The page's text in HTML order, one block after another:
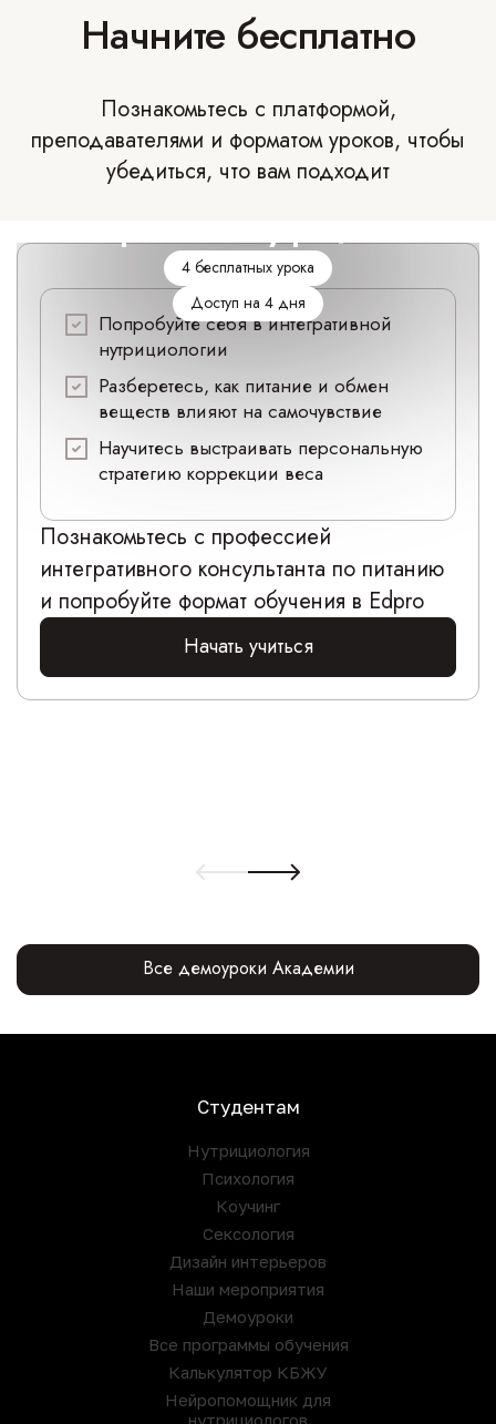
Начните бесплатно
Познакомьтесь с платформой,
преподавателями и форматом уроков, чтобы
убедиться, что вам подходит
4 бесплатных урока
Доступ на 4 дня
Попробуйте себя в интегративной
нутрициологии
Разберетесь, как питание и обмен
веществ влияют на самочувствие
Научитесь выстраивать персональную
стратегию коррекции веса
Познакомьтесь с профессией
интегративного консультанта по питанию
и попробуйте формат обучения в Edpro
Начать учиться
Все демоуроки Академии
Студентам
Нутрициология
Психология
Коучинг
Сексология
Дизайн интерьеров
Наши мероприятия
Демоуроки
Все программы обучения
Калькулятор КБЖУ
Нейропомощник для
нутрициологов